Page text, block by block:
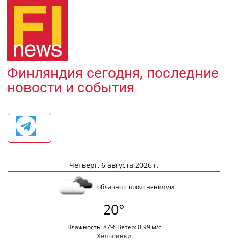
Финляндия сегодня, последние
новости и события
Четверг, 6 августа 2026 г.
облачно с прояснениями
20°
Влажность: 87% Ветер: 0.99 м/с
Хельсинки